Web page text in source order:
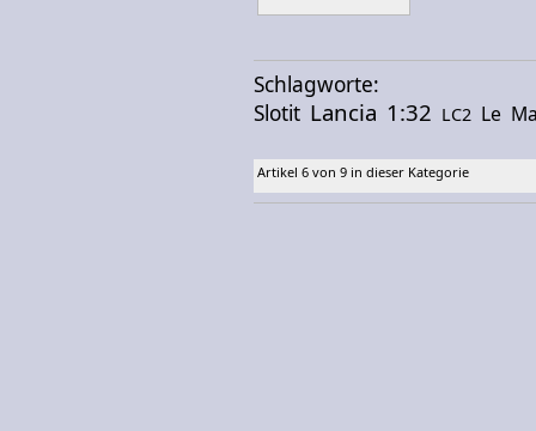
Schlagworte:
Slotit Lancia 1:32 LC2 Le
Artikel 6 von 9 in dieser Kategorie